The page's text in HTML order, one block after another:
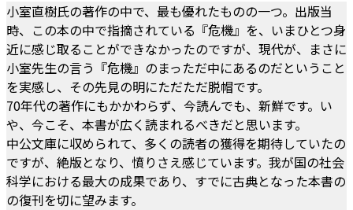
小室直樹氏の著作の中で、最も優れたものの一つ。出版当
時、この本の中で指摘されている『危機』を、いまひとつ身
近に感じ取ることができなかったのですが、現代が、まさに
小室先生の言う『危機』のまっただ中にあるのだということ
を実感し、その先見の明にただただ脱帽です。
70年代の著作にもかかわらず、今読んでも、新鮮です。い
や、今こそ、本書が広く読まれるべきだと思います。
中公文庫に収められて、多くの読者の獲得を期待していたの
ですが、絶版となり、憤りさえ感じています。我が国の社会
科学における最大の成果であり、すでに古典となった本書の
の復刊を切に望みます。